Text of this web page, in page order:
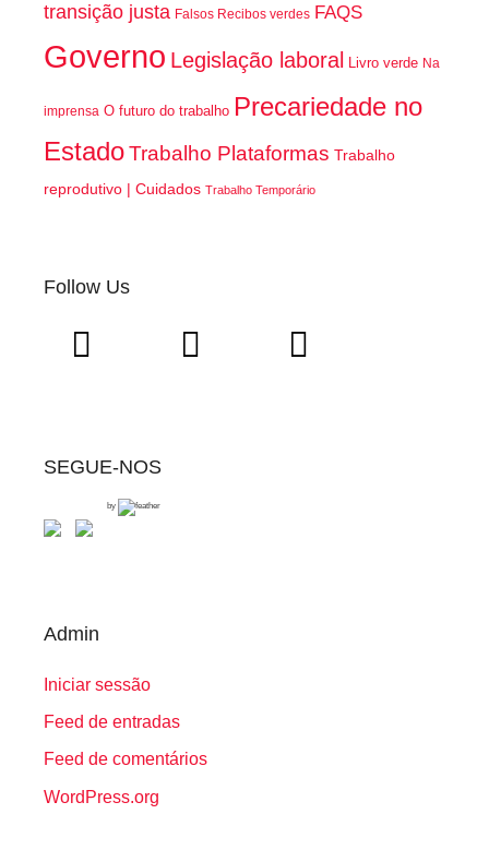
transição justa Falsos Recibos verdes FAQS
Governo Legislação laboral Livro verde Na
imprensa O futuro do trabalho Precariedade no
EstadoTrabalho Plataformas Trabalho
reprodutivo | Cuidados Trabalho Temporário
Follow Us
SEGUE-NOS
by
Admin
Iniciar sessão
Feed de entradas
Feed de comentários
WordPress.org